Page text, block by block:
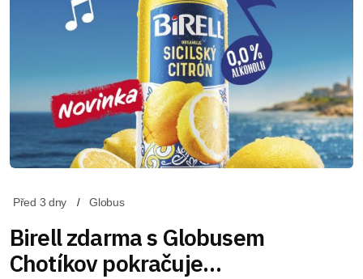
Před 3 dny Globus
Birell zdarma s Globusem
Chotíkov pokračuje…